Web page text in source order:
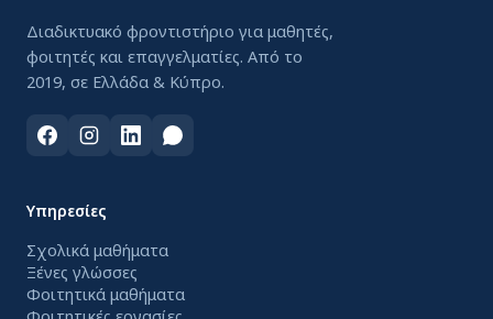
Διαδικτυακό φροντιστήριο για μαθητές,
φοιτητές και επαγγελματίες. Από το
2019, σε Ελλάδα & Κύπρο.
Υπηρεσίες
Σχολικά μαθήματα
Ξένες γλώσσες
Φοιτητικά μαθήματα